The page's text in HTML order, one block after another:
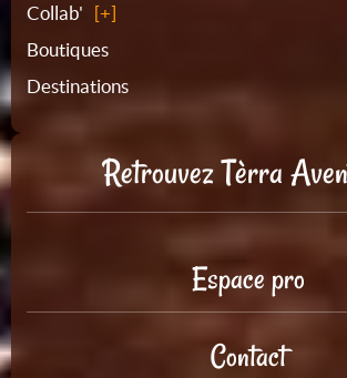
Collab'
Boutiques
Destinations
Retrouvez Tèrra
Espace pro
Contact